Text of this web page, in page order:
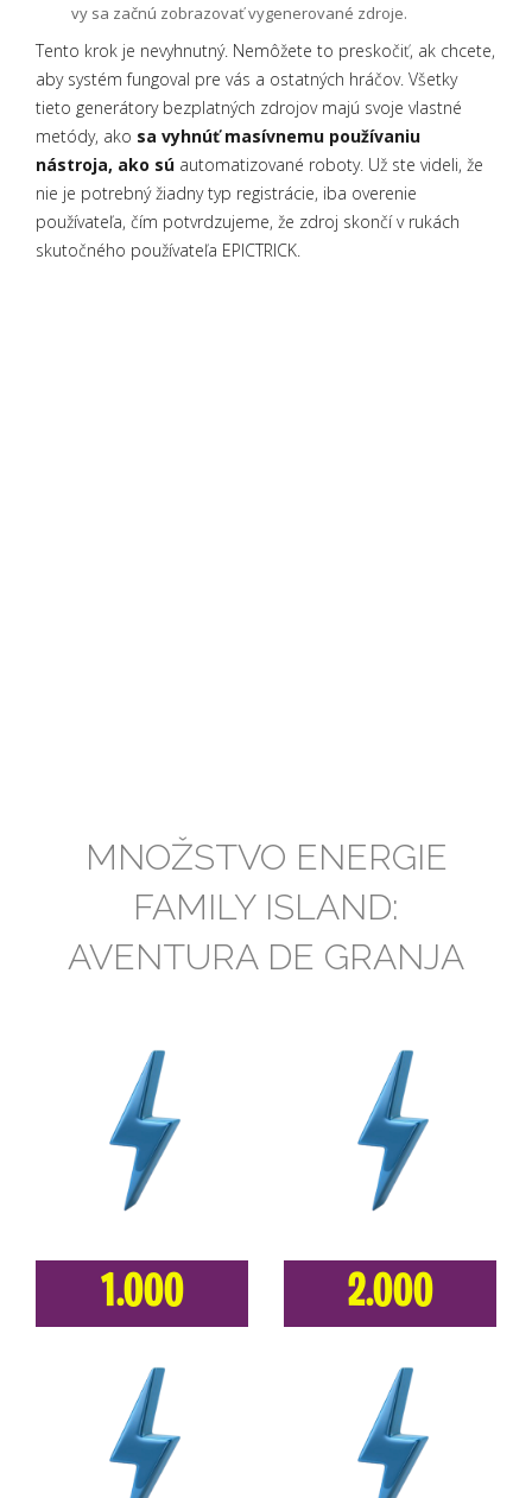
vy sa začnú zobrazovať vygenerované zdroje.
Tento krok je nevyhnutný. Nemôžete to preskočiť, ak chcete,
aby systém fungoval pre vás a ostatných hráčov. Všetky
tieto generátory bezplatných zdrojov majú svoje vlastné
metódy, ako sa vyhnúť masívnemu používaniu
nástroja, ako sú automatizované roboty. Už ste videli, že
nie je potrebný žiadny typ registrácie, iba overenie
používateľa, čím potvrdzujeme, že zdroj skončí v rukách
skutočného používateľa EPICTRICK.
MNOŽSTVO ENERGIE
FAMILY ISLAND:
AVENTURA DE GRANJA
1.000 2.000